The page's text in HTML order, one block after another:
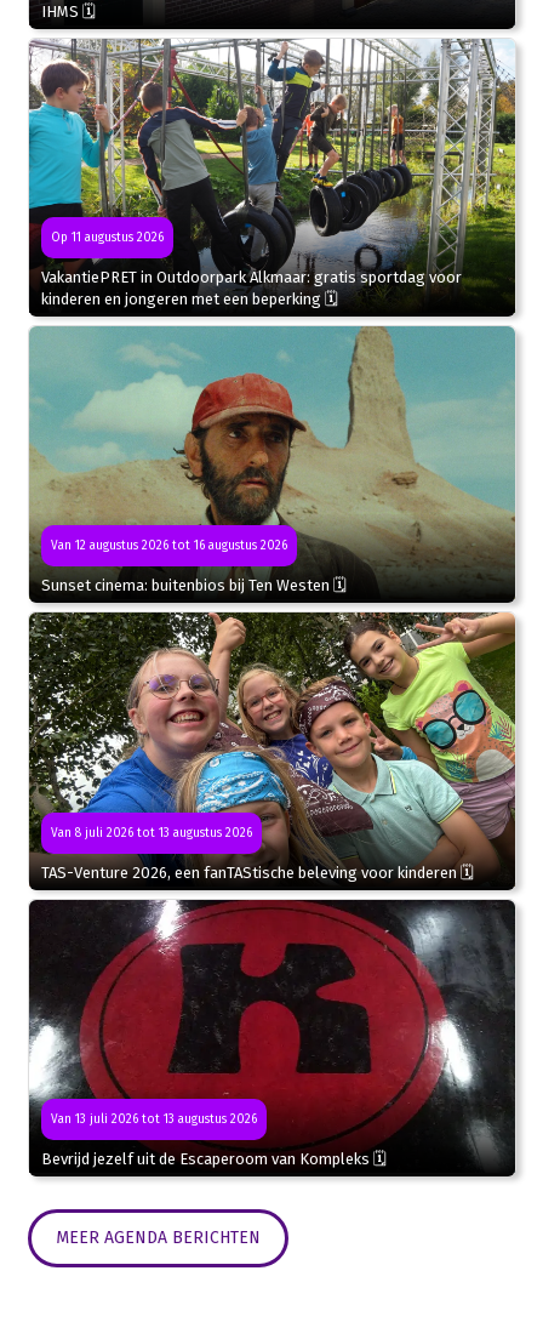
IHMS 🗓
Op 11 augustus 2026
VakantiePRET in Outdoorpark Alkmaar: gratis sportdag voor
kinderen en jongeren met een beperking 🗓
Van 12 augustus 2026 tot 16 augustus 2026
Sunset cinema: buitenbios bij Ten Westen 🗓
Van 8 juli 2026 tot 13 augustus 2026
TAS-Venture 2026, een fanTAStische beleving voor kinderen 🗓
Van 13 juli 2026 tot 13 augustus 2026
Bevrijd jezelf uit de Escaperoom van Kompleks 🗓
MEER AGENDA BERICHTEN